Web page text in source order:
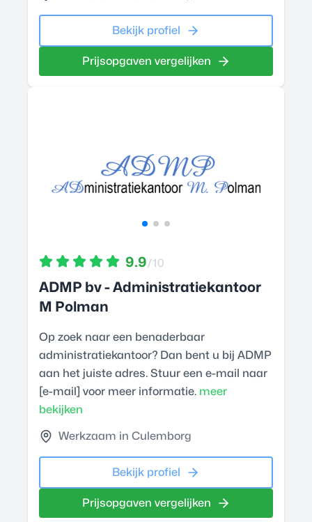
Bekijk profiel
Prijsopgaven vergelijken
9.9/10
ADMP bv - Administratiekantoor
M Polman
Op zoek naar een benaderbaar
administratiekantoor? Dan bent u bij ADMP
aan het juiste adres. Stuur een e-mail naar
[e-mail] voor meer informatie. meer
bekijken
Werkzaam in Culemborg
Bekijk profiel
Prijsopgaven vergelijken